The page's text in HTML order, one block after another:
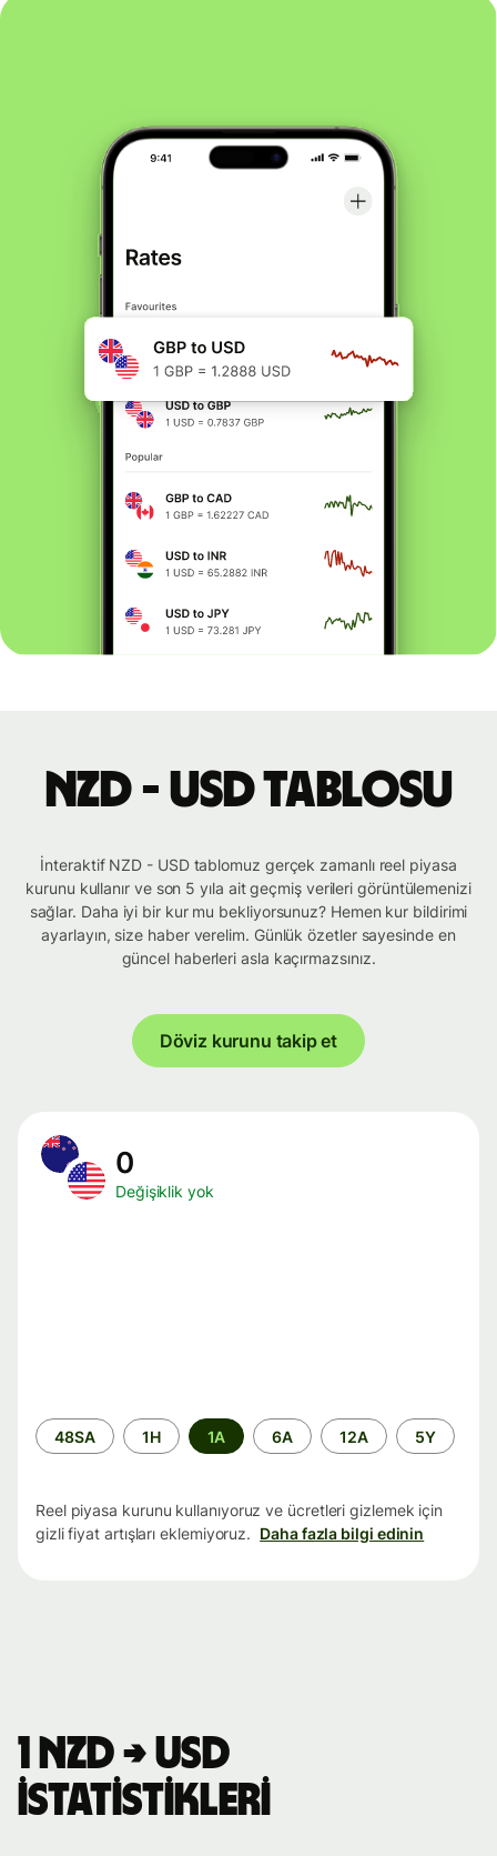
NZD - USD tablosu
İnteraktif NZD - USD tablomuz gerçek zamanlı reel piyasa
kurunu kullanır ve son 5 yıla ait geçmiş verileri görüntülemenizi
sağlar. Daha iyi bir kur mu bekliyorsunuz? Hemen kur bildirimi
ayarlayın, size haber verelim. Günlük özetler sayesinde en
güncel haberleri asla kaçırmazsınız.
Döviz kurunu takip et
0
Değişiklik yok
Zaman
aralığı
48SA 1H 1A 6A 12A 5Y
Reel piyasa kurunu kullanıyoruz ve ücretleri gizlemek için
gizli fiyat artışları eklemiyoruz. Daha fazla bilgi edinin
1 NZD → USD
istatistikleri